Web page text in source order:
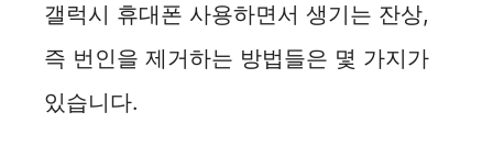
갤럭시 휴대폰 사용하면서 생기는 잔상,
즉 번인을 제거하는 방법들은 몇 가지가
있습니다.